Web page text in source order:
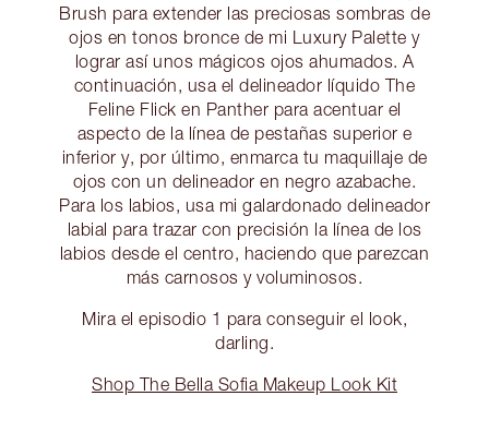
Brush para extender las preciosas sombras de
ojos en tonos bronce de mi Luxury Palette y
lograr así unos mágicos ojos ahumados. A
continuación, usa el delineador líquido The
Feline Flick en Panther para acentuar el
aspecto de la línea de pestañas superior e
inferior y, por último, enmarca tu maquillaje de
ojos con un delineador en negro azabache.
Para los labios, usa mi galardonado delineador
labial para trazar con precisión la línea de los
labios desde el centro, haciendo que parezcan
más carnosos y voluminosos.
Mira el episodio 1 para conseguir el look,
darling.
Shop The Bella Sofia Makeup Look Kit